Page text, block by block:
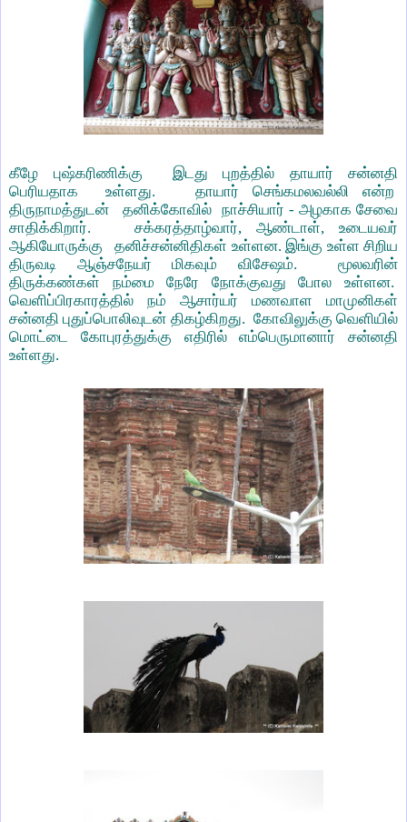
கீழே புஷ்கரிணிக்கு இடது புறத்தில் தாயார் சன்னதி
பெரியதாக உள்ளது. தாயார் செங்கமலவல்லி என்ற
திருநாமத்துடன் தனிக்கோவில் நாச்சியார் - அழகாக சேவை
சாதிக்கிறார். சக்கரத்தாழ்வார், ஆண்டாள், உடையவர்
ஆகியோருக்கு தனிச்சன்னிதிகள் உள்ளன. இங்கு உள்ள சிறிய
திருவடி ஆஞ்சநேயர் மிகவும் விசேஷம். மூலவரின்
திருக்கண்கள் நம்மை நேரே நோக்குவது போல உள்ளன.
வெளிப்பிரகாரத்தில் நம் ஆசார்யர் மணவாள மாமுனிகள்
சன்னதி புதுப்பொலிவுடன் திகழ்கிறது. கோவிலுக்கு வெளியில்
மொட்டை கோபுரத்துக்கு எதிரில் எம்பெருமானார் சன்னதி
உள்ளது.